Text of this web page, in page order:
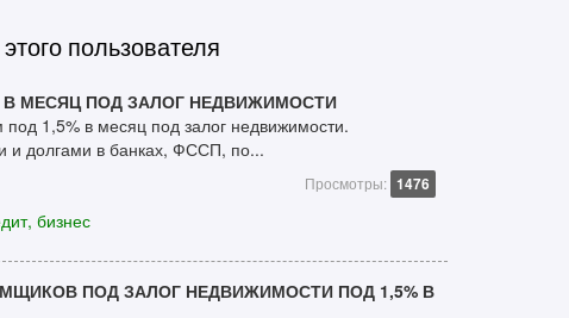
пользователя
В МЕСЯЦ ПОД ЗАЛОГ НЕДВИЖИМОСТИ
1,5% в месяц под залог недвижимости.
и долгами в банках, ФССП, по...
Просмотры: 1476
бизнес
ПОД ЗАЛОГ НЕДВИЖИМОСТИ ПОД 1,5% В